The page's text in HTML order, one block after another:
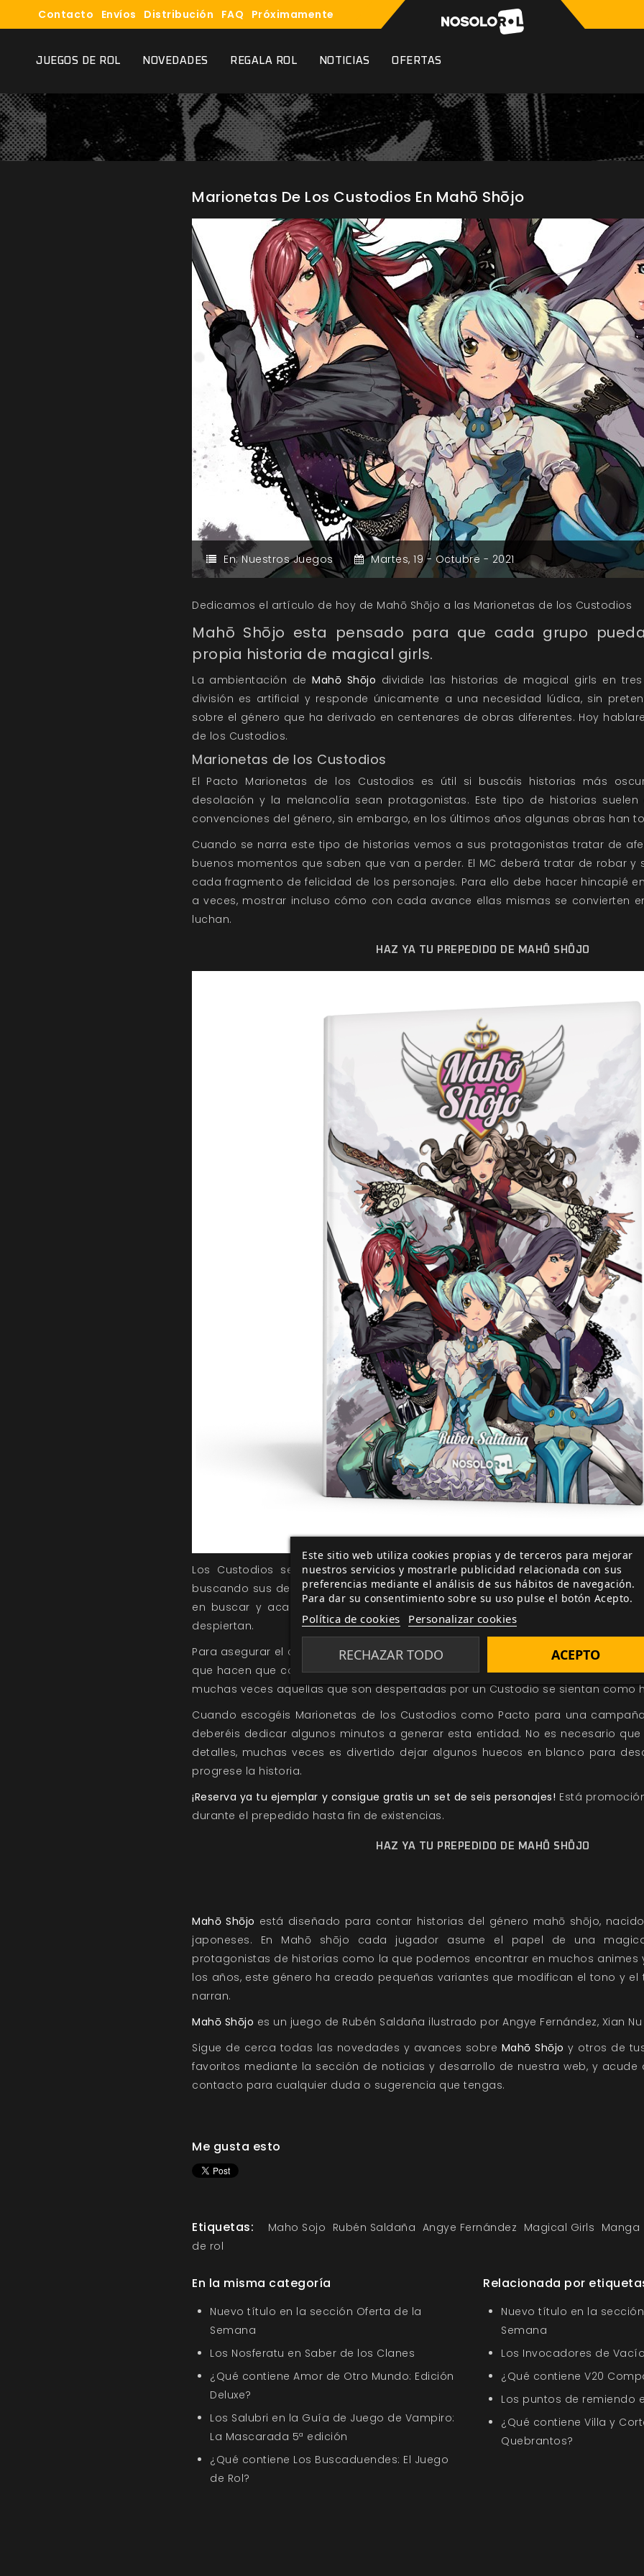
Contacto Envíos Distribución FAQ Próximamente
JUEGOS DE ROL NOVEDADES REGALA ROL NOTICIAS OFERTAS
Marionetas De Los Custodios En Mahō Shōjo
En:Nuestros Juegos Martes, 19 - Octubre - 2021
Dedicamos el artículo de hoy de Mahō Shōjo a las Marionetas de los Custodios
Mahō Shōjo esta pensado para que cada grupo
propia historia de magical girls.
La ambientación deMahō Shōjo dividide las historias de magical girls en tres
división es artificial y responde únicamente a una necesidad lúdica, sin
sobre el género que ha derivado en centenares de obras diferentes. Hoy
de los Custodios.
Marionetas de los Custodios
El Pacto Marionetas de los Custodios es útil si buscáis historias más
desolación y la melancolía sean protagonistas. Este tipo de historias
convenciones del género, sin embargo, en los últimos años algunas obras han
Cuando se narra este tipo de historias vemos a sus protagonistas tratar de
buenos momentos que saben que van a perder. El MC deberá tratar de robar y
cada fragmento de felicidad de los personajes. Para ello debe hacer hincapié
a veces, mostrar incluso cómo con cada avance ellas mismas se convierten
luchan.
HAZ YA TU PREPEDIDO DE MAHŌ SHŌJO
Los Custodios se presentan como criaturas misteriosas que tratan de
buscando sus deseos y anhelos. Sus objetivos suelen ser ambiguos pues
en buscar y acabar con la Oscuridad, no parecen interesados en ayudar o
despiertan.
Para asegurar el control sobre sus elegidas, todos suelen introducir un defecto
que hacen que con el tiempo su Luz se extinga y sea sustituida por la
muchas veces aquellas que son despertadas por un Custodio se sientan como
Cuando escogéis Marionetas de los Custodios como Pacto para una
deberéis dedicar algunos minutos a generar esta entidad. No es necesario
detalles, muchas veces es divertido dejar algunos huecos en blanco para
progrese la historia.
¡Reserva ya tu ejemplar y consigue gratis un set de seis personajes! Está
durante el prepedido hasta fin de existencias.
HAZ YA TU PREPEDIDO DE MAHŌ SHŌJO
Mahō Shōjo está diseñado para contar historias del género mahō shōjo,
japoneses. En Mahō shōjo cada jugador asume el papel de una
protagonistas de historias como la que podemos encontrar en muchos animes
los años, este género ha creado pequeñas variantes que modifican el tono y el
narran.
Mahō Shōjo es un juego de Rubén Saldaña ilustrado por Angye Fernández, Xian
Sigue de cerca todas las novedades y avances sobre Mahō Shōjo y otros de
favoritos mediante la sección de noticias y desarrollo de nuestra web, y acude
contacto para cualquier duda o sugerencia que tengas.
Me gusta esto
Etiquetas: Maho Sojo Rubén Saldaña Angye Fernández Magical Girls Manga
de rol
En la misma categoría
Nuevo título en la sección Oferta de la
Semana
Los Nosferatu en Saber de los Clanes
¿Qué contiene Amor de Otro Mundo: Edición
Deluxe?
Los Salubri en la Guía de Juego de Vampiro:
La Mascarada 5ª edición
¿Qué contiene Los Buscaduendes: El Juego
de Rol?
Relacionada por
Nuevo título en la
Semana
Los Invocadores de
¿Qué contiene V20
Los puntos de remiendo
¿Qué contiene Villa y
Quebrantos?
Este sitio web utiliza cookies propias y de terceros para mejorar
nuestros servicios y mostrarle publicidad relacionada con sus
preferencias mediante el análisis de sus hábitos de navegación.
Para dar su consentimiento sobre su uso pulse el botón Acepto.
Política de cookies Personalizar cookies
RECHAZAR TODO ACEPTO